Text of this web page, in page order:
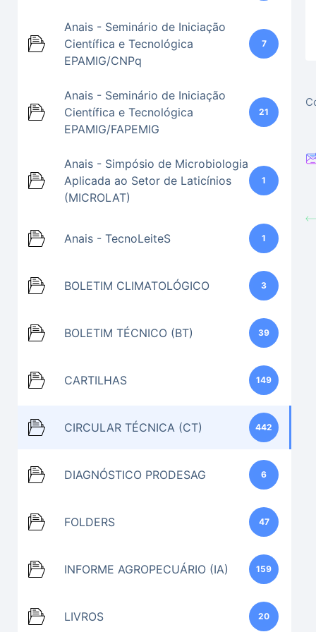
Anais - Seminário de Iniciação
Científica e Tecnológica
EPAMIG/CNPq
7
Anais - Seminário de Iniciação
Científica e Tecnológica
EPAMIG/FAPEMIG
21
Anais - Simpósio de Microbiologia
Aplicada ao Setor de Laticínios
(MICROLAT)
1
Anais - TecnoLeiteS 1
BOLETIM CLIMATOLÓGICO 3
BOLETIM TÉCNICO (BT) 39
CARTILHAS 149
CIRCULAR TÉCNICA (CT) 442
DIAGNÓSTICO PRODESAG 6
FOLDERS 47
INFORME AGROPECUÁRIO (IA) 159
LIVROS 20